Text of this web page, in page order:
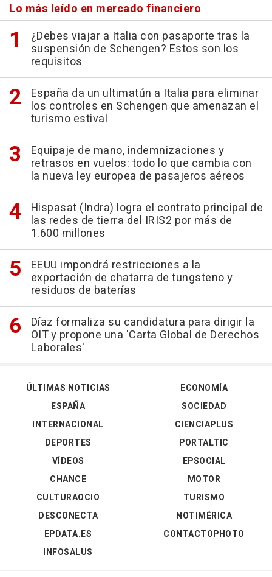
Lo más leído en mercado financiero
¿Debes viajar a Italia con pasaporte tras la
suspensión de Schengen? Estos son los
requisitos
España da un ultimatún a Italia para eliminar
los controles en Schengen que amenazan el
turismo estival
Equipaje de mano, indemnizaciones y
retrasos en vuelos: todo lo que cambia con
la nueva ley europea de pasajeros aéreos
Hispasat (Indra) logra el contrato principal de
las redes de tierra del IRIS2 por más de
1.600 millones
EEUU impondrá restricciones a la
exportación de chatarra de tungsteno y
residuos de baterías
Díaz formaliza su candidatura para dirigir la
OIT y propone una 'Carta Global de Derechos
Laborales'
ÚLTIMAS NOTICIAS
ESPAÑA
INTERNACIONAL
DEPORTES
VÍDEOS
ECONOMÍA
SOCIEDAD
CIENCIAPLUS
PORTALTIC
EPSOCIAL
CHANCE
CULTURAOCIO
DESCONECTA
EPDATA.ES
INFOSALUS
MOTOR
TURISMO
NOTIMÉRICA
CONTACTOPHOTO